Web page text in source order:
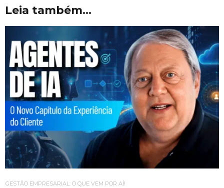
Leia também...
GESTÃO EMPRESARIAL: O QUE VEM POR AÍ!